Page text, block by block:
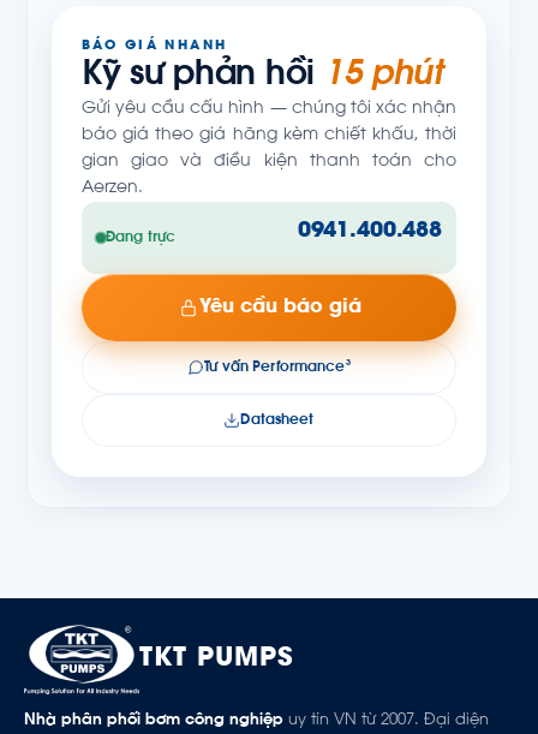
BÁO GIÁ NHANH
Kỹ sư phản hồi 15 phút
Gửi yêu cầu cấu hình — chúng tôi xác nhận
báo giá theo giá hãng kèm chiết khấu, thời
gian giao và điều kiện thanh toán cho
Aerzen.
Đang trực 0941.400.488
Yêu cầu báo giá
Tư vấn Performance³
Datasheet
TKT PUMPS
Nhà phân phối bơm công nghiệp uy tín VN từ 2007. Đại diện